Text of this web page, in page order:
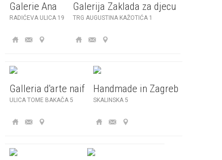
Galerie Ana
RADIĆEVA ULICA 19
Galerija Zaklada za djecu
TRG AUGUSTINA KAŽOTIĆA 1
Galleria d'arte naif
ULICA TOME BAKAČA 5
Handmade in Zagreb
SKALINSKA 5